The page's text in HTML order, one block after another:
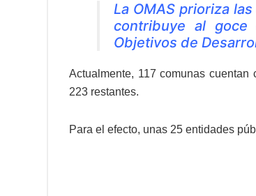
La OMAS prioriza
contribuye al goce
Objetivos de
Actualmente, 117 comunas
223 restantes.
Para el efecto, unas 25 entidades